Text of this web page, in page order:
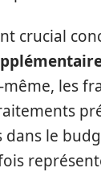
crucial
les
le